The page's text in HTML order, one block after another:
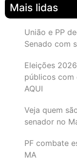
Mais lidas
União e PP
Senado com
Eleições
públicos com
AQUI
Veja quem
senador no
PF combate
MA